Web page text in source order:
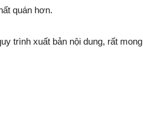
quán hơn.
trình xuất bản nội dung, rất